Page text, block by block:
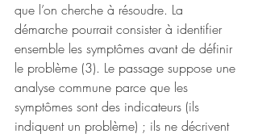
que l’on cherche à résoudre. La
démarche pourrait consister à identifier
ensemble les symptômes avant de définir
le problème (3). Le passage suppose une
analyse commune parce que les
symptômes sont des indicateurs (ils
indiquent un problème) ; ils ne décrivent